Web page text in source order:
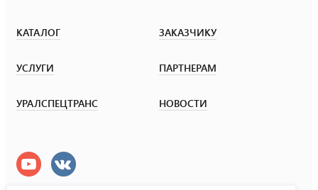
КАТАЛОГ ЗАКАЗЧИКУ
УСЛУГИ ПАРТНЕРАМ
УРАЛСПЕЦТРАНС НОВОСТИ